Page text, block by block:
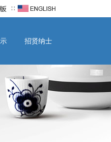
∷
招贤纳士